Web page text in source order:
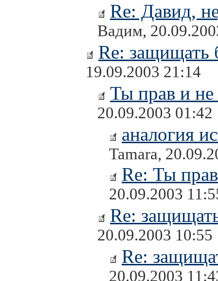
Re: Давид,
Вадим,
Re: защищать
19.09.2003 21:14
Ты прав и не
20.09.2003 01:42
аналогия
Tamara,
Re: Ты
20.09.2003
Re:
20.09.2003 10:55
Re:
20.09.2003